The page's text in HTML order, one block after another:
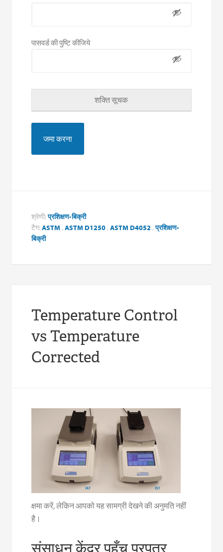
पासवर्ड की पुष्टि कीजिये
शक्ति सूचक
श्रेणी:प्रशिक्षण-बिक्री
टैग:ASTM ,ASTM D1250 ,ASTM D4052 ,प्रशिक्षण-
बिक्री
Temperature Control
vs Temperature
Corrected
क्षमा करें, लेकिन आपको यह सामग्री देखने की अनुमति नहीं
है।